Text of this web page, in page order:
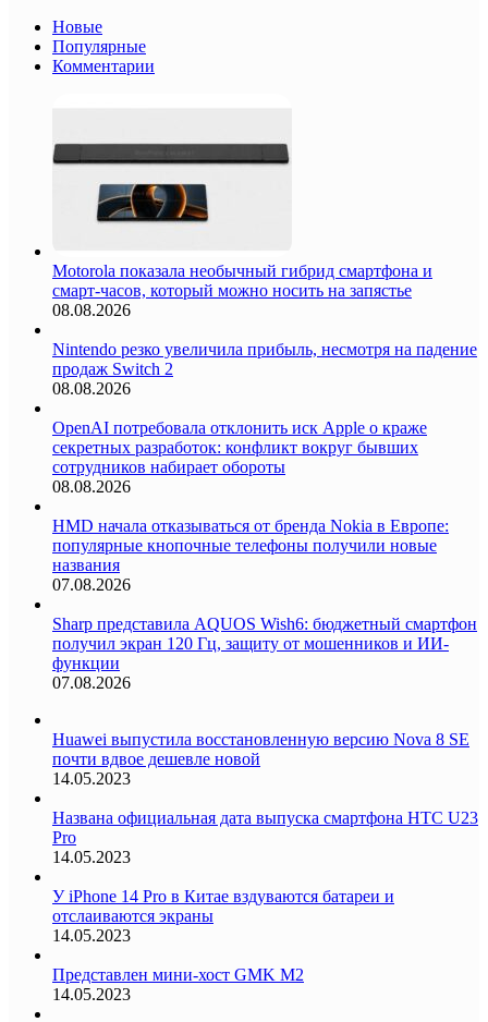
Новые
Популярные
Комментарии
Motorola показала необычный гибрид смартфона и
смарт-часов, который можно носить на запястье
08.08.2026
Nintendo резко увеличила прибыль, несмотря на падение
продаж Switch 2
08.08.2026
OpenAI потребовала отклонить иск Apple о краже
секретных разработок: конфликт вокруг бывших
сотрудников набирает обороты
08.08.2026
HMD начала отказываться от бренда Nokia в Европе:
популярные кнопочные телефоны получили новые
названия
07.08.2026
Sharp представила AQUOS Wish6: бюджетный смартфон
получил экран 120 Гц, защиту от мошенников и ИИ-
функции
07.08.2026
Huawei выпустила восстановленную версию Nova 8 SE
почти вдвое дешевле новой
14.05.2023
Названа официальная дата выпуска смартфона HTC U23
Pro
14.05.2023
У iPhone 14 Pro в Китае вздуваются батареи и
отслаиваются экраны
14.05.2023
Представлен мини-хост GMK M2
14.05.2023